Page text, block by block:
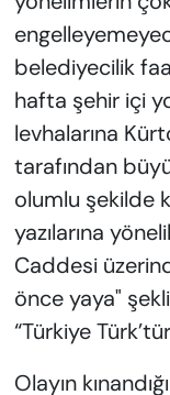
belediyecilik
hafta şehir içi
levhalarına
tarafından
olumlu şekilde
yazılarına
Caddesi
önce yaya"
“Türkiye
Olayın